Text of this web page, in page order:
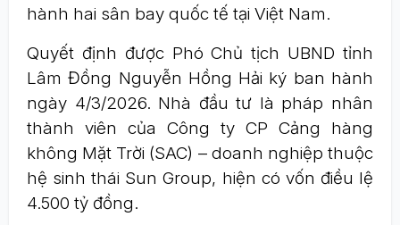
hành hai sân bay quốc tế tại Việt Nam.
Quyết định được Phó Chủ tịch UBND tỉnh
Lâm Đồng Nguyễn Hồng Hải ký ban hành
ngày 4/3/2026. Nhà đầu tư là pháp nhân
thành viên của Công ty CP Cảng hàng
không Mặt Trời (SAC) – doanh nghiệp thuộc
hệ sinh thái Sun Group, hiện có vốn điều lệ
4.500 tỷ đồng.